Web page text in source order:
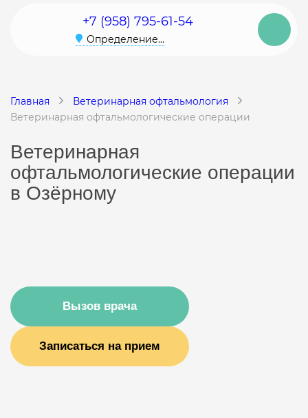
+7 (958) 795-61-54
Определение...
Главная
Ветеринарная офтальмология
Ветеринарная офтальмологические операции
Ветеринарная
офтальмологические операции
в Озёрному
Вызов врача
Записаться на прием